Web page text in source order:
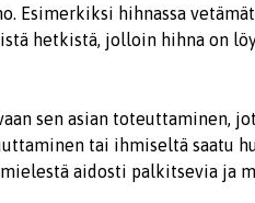
Esimerkiksi hihnassa
hetkistä, jolloin hihna on
sen asian toteuttaminen,
tai ihmiseltä saatu
aidosti palkitsevia ja